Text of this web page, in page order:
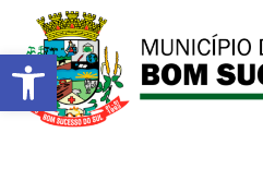
Barra de